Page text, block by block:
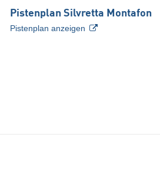
Pistenplan Silvretta Montafon
Pistenplan anzeigen